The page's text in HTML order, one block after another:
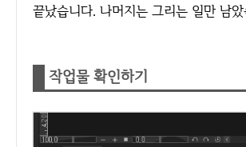
끝났습니다. 나머지는 그리는 일만 남
작업물 확인하기